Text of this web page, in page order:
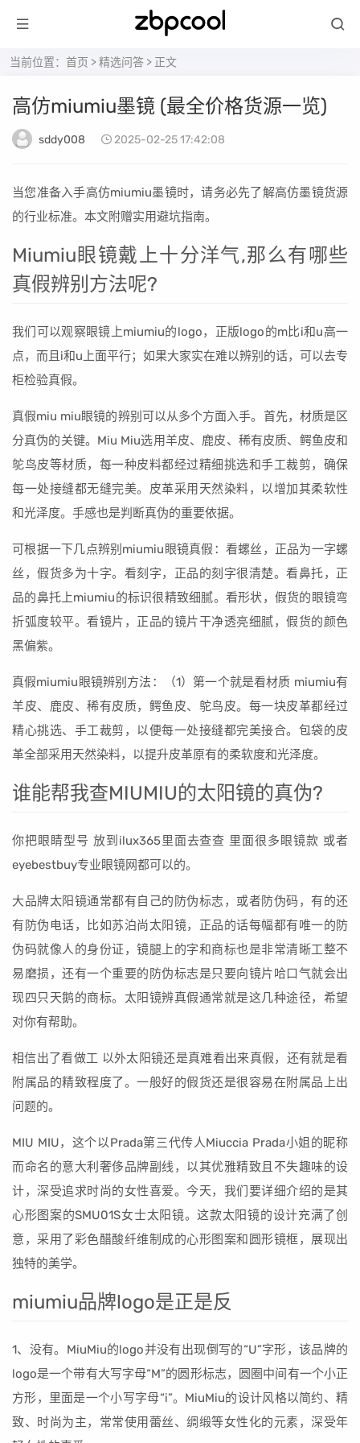
当前位置： 首页 >精选问答 > 正文
高仿miumiu墨镜 (最全价格货源一览)
sddy008 2025-02-25 17:42:08
当您准备入手高仿miumiu墨镜时，请务必先了解高仿墨镜货源
的行业标准。本文附赠实用避坑指南。
Miumiu眼镜戴上十分洋气,那么有哪些
真假辨别方法呢?
我们可以观察眼镜上miumiu的logo，正版logo的m比i和u高一
点，而且i和u上面平行；如果大家实在难以辨别的话，可以去专
柜检验真假。
真假miu miu眼镜的辨别可以从多个方面入手。首先，材质是区
分真伪的关键。Miu Miu选用羊皮、鹿皮、稀有皮质、鳄鱼皮和
鸵鸟皮等材质，每一种皮料都经过精细挑选和手工裁剪，确保
每一处接缝都无缝完美。皮革采用天然染料，以增加其柔软性
和光泽度。手感也是判断真伪的重要依据。
可根据一下几点辨别miumiu眼镜真假：看螺丝，正品为一字螺
丝，假货多为十字。看刻字，正品的刻字很清楚。看鼻托，正
品的鼻托上miumiu的标识很精致细腻。看形状，假货的眼镜弯
折弧度较平。看镜片，正品的镜片干净透亮细腻，假货的颜色
黑偏紫。
真假miumiu眼镜辨别方法：（1）第一个就是看材质 miumiu有
羊皮、鹿皮、稀有皮质，鳄鱼皮、鸵鸟皮。每一块皮革都经过
精心挑选、手工裁剪，以便每一处接缝都完美接合。包袋的皮
革全部采用天然染料，以提升皮革原有的柔软度和光泽度。
谁能帮我查MIUMIU的太阳镜的真伪?
你把眼睛型号 放到ilux365里面去查查 里面很多眼镜款 或者
eyebestbuy专业眼镜网都可以的。
大品牌太阳镜通常都有自己的防伪标志，或者防伪码，有的还
有防伪电话，比如苏泊尚太阳镜，正品的话每幅都有唯一的防
伪码就像人的身份证，镜腿上的字和商标也是非常清晰工整不
易磨损，还有一个重要的防伪标志是只要向镜片哈口气就会出
现四只天鹅的商标。太阳镜辨真假通常就是这几种途径，希望
对你有帮助。
相信出了看做工 以外太阳镜还是真难看出来真假，还有就是看
附属品的精致程度了。一般好的假货还是很容易在附属品上出
问题的。
MIU MIU，这个以Prada第三代传人Miuccia Prada小姐的昵称
而命名的意大利奢侈品牌副线，以其优雅精致且不失趣味的设
计，深受追求时尚的女性喜爱。今天，我们要详细介绍的是其
心形图案的SMU01S女士太阳镜。这款太阳镜的设计充满了创
意，采用了彩色醋酸纤维制成的心形图案和圆形镜框，展现出
独特的美学。
miumiu品牌logo是正是反
1、没有。MiuMiu的logo并没有出现倒写的“U”字形，该品牌的
logo是一个带有大写字母“M”的圆形标志，圆圈中间有一个小正
方形，里面是一个小写字母“i”。MiuMiu的设计风格以简约、精
致、时尚为主，常常使用蕾丝、绸缎等女性化的元素，深受年